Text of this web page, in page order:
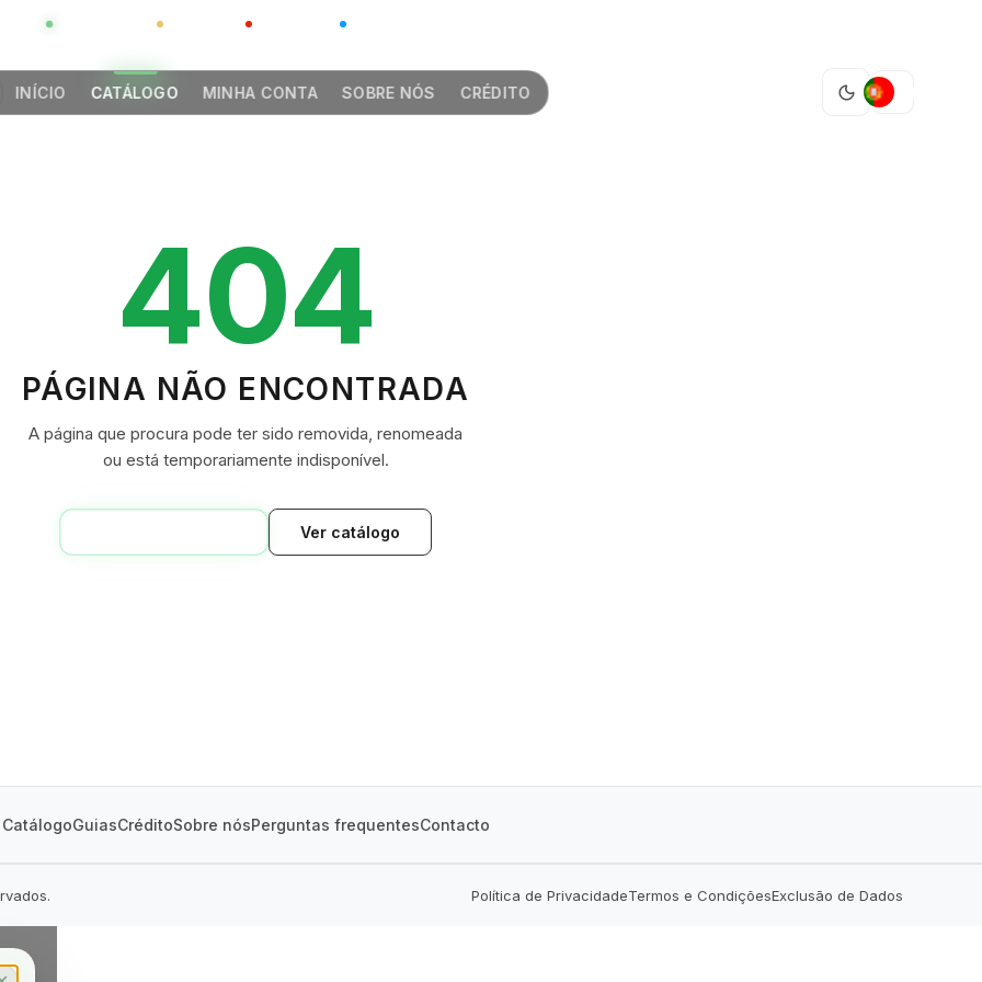
GLOBAL CHINA
INÍCIO CATÁLOGO MINHA CONTA SOBRE NÓS CRÉDITO
GREEN VILLAGE
404
PÁGINA NÃO ENCONTRADA
A página que procura pode ter sido removida, renomeada
ou está temporariamente indisponível.
Ver catálogo
CatálogoGuiasCréditoSobre nósPerguntas frequentesContacto
Política de PrivacidadeTermos e CondiçõesExclusão de Dados